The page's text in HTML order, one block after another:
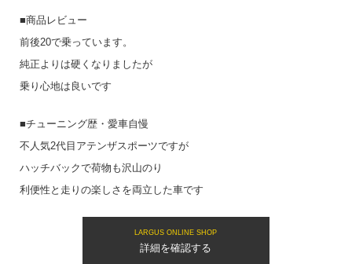
■商品レビュー
前後20で乗っています。
純正よりは硬くなりましたが
乗り心地は良いです
■チューニング歴・愛車自慢
不人気2代目アテンザスポーツですが
ハッチバックで荷物も沢山のり
利便性と走りの楽しさを両立した車です
LARGUS ONLINE SHOP
詳細を確認する